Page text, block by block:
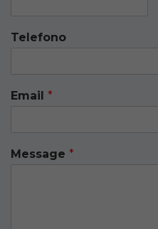
Telefono
Email *
Message *